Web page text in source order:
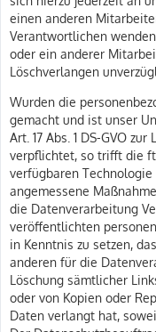
einen anderen
Verantwortlichen
oder ein anderer
Löschverlangen
Wurden die
gemacht und ist unser
Art. 17 Abs. 1 DS-GVO
verpflichtet, so trifft die
verfügbaren
angemessene
die Datenverarbeitung
veröffentlichten
in Kenntnis zu setzen,
anderen für die
Löschung sämtlicher
oder von Kopien oder
Daten verlangt hat,